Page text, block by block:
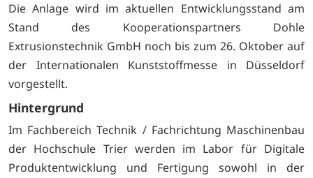
Die Anlage wird im aktuellen Entwicklungsstand am
Stand des Kooperationspartners Dohle
Extrusionstechnik GmbH noch bis zum 26. Oktober auf
der Internationalen Kunststoffmesse in Düsseldorf
vorgestellt.
Hintergrund
Im Fachbereich Technik / Fachrichtung Maschinenbau
der Hochschule Trier werden im Labor für Digitale
Produktentwicklung und Fertigung sowohl in der